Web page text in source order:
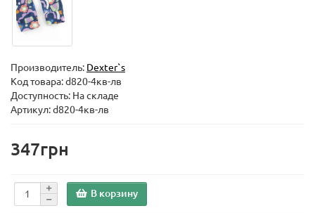
Производитель: Dexter`s
Код товара:d820-4кв-лв
Доступность: На складе
Артикул: d820-4кв-лв
347грн
В корзину